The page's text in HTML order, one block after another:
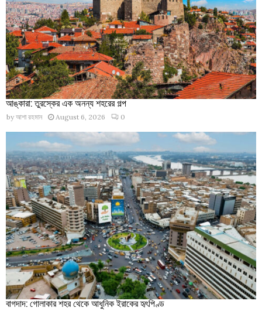
আঙ্কারা: তুরস্কের এক অনন্য শহরের গল্প
by আশা রহমান August 6, 2026 0
বাগদাদ: গোলাকার শহর থেকে আধুনিক ইরাকের হৃৎপিণ্ড